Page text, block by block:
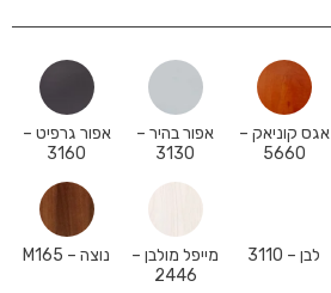
אגס קוניאק –
5660
אפור בהיר –
3130
אפור גרפיט –
3160
לבן – 3110
מייפל מולבן –
2446
נוצה – M165